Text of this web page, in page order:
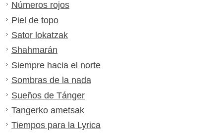
Números rojos
Piel de topo
Sator lokatzak
Shahmarán
Siempre hacia el norte
Sombras de la nada
Sueños de Tánger
Tangerko ametsak
Tiempos para la Lyrica